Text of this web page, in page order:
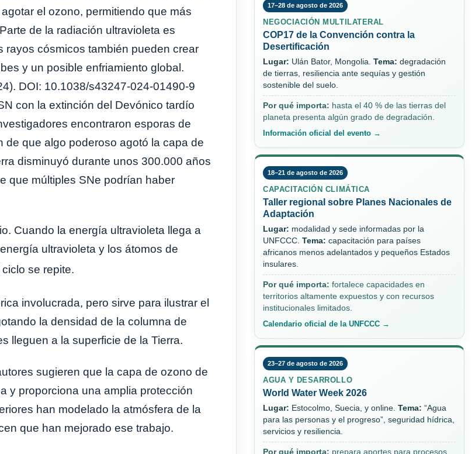
el ozono, permitiendo que más
de la radiación ultravioleta es
rayos cósmicos también pueden crear
y un posible enfriamiento global.
DOI: 10.1038/s43247-024-01490-9
con la extinción del Devónico tardío
encontraron esporas de
de que algo poderoso agotó la capa de
disminuyó durante unos 300.000 años
que múltiples SNe podrían haber
Cuando la energía ultravioleta llega a
ultravioleta y los átomos de
ciclo se repite.
involucrada, pero sirve para ilustrar el
la densidad de la columna de
lleguen a la superficie de la Tierra.
sugieren que la capa de ozono de
y proporciona una amplia protección
han modelado la atmósfera de la
que han mejorado ese trabajo.
17–28 de agosto de 2026
NEGOCIACIÓN MULTILATERAL
COP17 de la Convención contra la
Desertificación
Lugar: Ulán Bator, Mongolia. Tema: degradación
de tierras, resiliencia ante sequías y gestión
sostenible del suelo.
Por qué importa: hasta el 40 % de las tierras del
planeta presenta algún grado de degradación.
Información oficial del evento →
18–21 de agosto de 2026
CAPACITACIÓN CLIMÁTICA
Taller regional sobre Planes Nacionales de
Adaptación
Lugar: modalidad y sede informadas por la
UNFCCC. Tema: capacitación para países
africanos menos adelantados y pequeños Estados
insulares.
Por qué importa: fortalece capacidades en
territorios altamente expuestos y con recursos
institucionales limitados.
Calendario oficial de la UNFCCC →
23–27 de agosto de 2026
AGUA Y DESARROLLO
World Water Week 2026
Lugar: Estocolmo, Suecia, y online. Tema: “Agua
para las personas y el progreso”, seguridad hídrica,
servicios y resiliencia.
Por qué importa: prepara aportes para procesos